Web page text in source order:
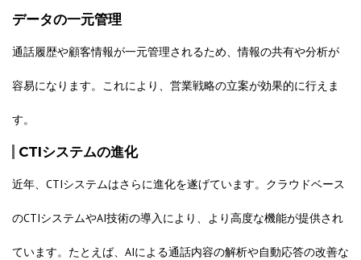
データの一元管理
通話履歴や顧客情報が一元管理されるため、情報の共有や分析が
容易になります。これにより、営業戦略の立案が効果的に行えま
す。
CTIシステムの進化
近年、CTIシステムはさらに進化を遂げています。クラウドベース
のCTIシステムやAI技術の導入により、より高度な機能が提供され
ています。たとえば、AIによる通話内容の解析や自動応答の改善な